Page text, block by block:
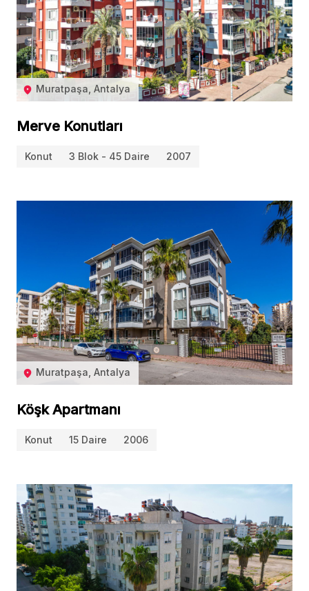
Muratpaşa, Antalya
Merve Konutları
Konut 3 Blok - 45 Daire 2007
Muratpaşa, Antalya
Köşk Apartmanı
Konut 15 Daire 2006